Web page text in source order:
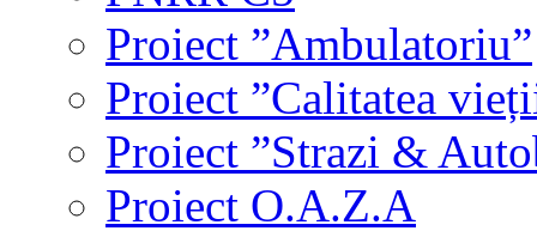
Proiect ”Ambulatoriu”
Proiect ”Calitatea
Proiect ”Strazi &
Proiect O.A.Z.A